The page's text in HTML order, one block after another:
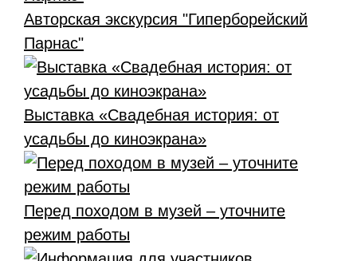
Авторская экскурсия "Гиперборейский
Парнас"
Выставка «Свадебная история: от
усадьбы до киноэкрана»
Перед походом в музей – уточните
режим работы